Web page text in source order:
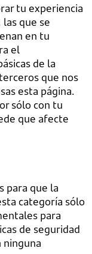
tu experiencia
que se
en tu
el
de la
que nos
esta página.
sólo con tu
que afecte
para que la
categoría sólo
para
de seguridad
ninguna